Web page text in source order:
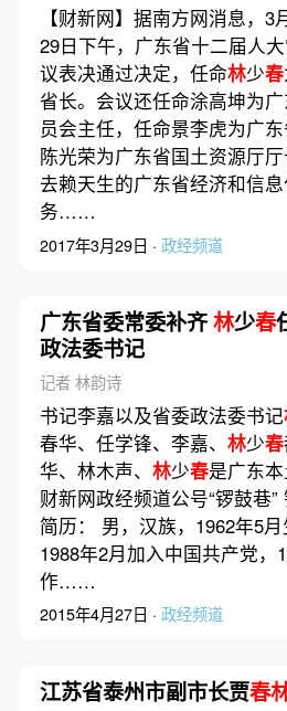
【财新网】据南方网消息，3
29日下午，广东省十二届人
议表决通过决定，任命林少春
省长。会议还任命涂高坤为
员会主任，任命景李虎为广
陈光荣为广东省国土资源厅
去赖天生的广东省经济和信
务……
2017年3月29日 · 政经频道
广东省委常委补齐林少春
政法委书记
记者 林韵诗
书记李嘉以及省委政法委书记
春华、任学锋、李嘉、 林少春
华、林木声、 林少春是广东
财新网政经频道公号“锣鼓巷”
简历： 男，汉族，1962年5月
1988年2月加入中国共产党，
作……
2015年4月27日 · 政经频道
江苏省泰州市副市长贾春